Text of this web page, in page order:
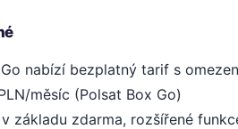
nabízí bezplatný tarif s
měsíc (Polsat Box Go)
základu zdarma, rozšířené